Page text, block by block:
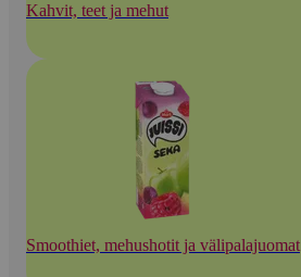
Kahvit, teet ja mehut
Smoothiet, mehushotit ja välipalajuomat